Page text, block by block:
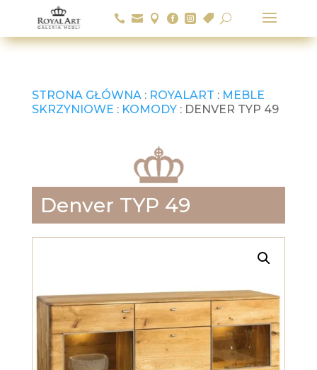
      U
STRONA GŁÓWNA: ROYALART : MEBLE
SKRZYNIOWE : KOMODY: DENVER TYP 49
Denver TYP 49